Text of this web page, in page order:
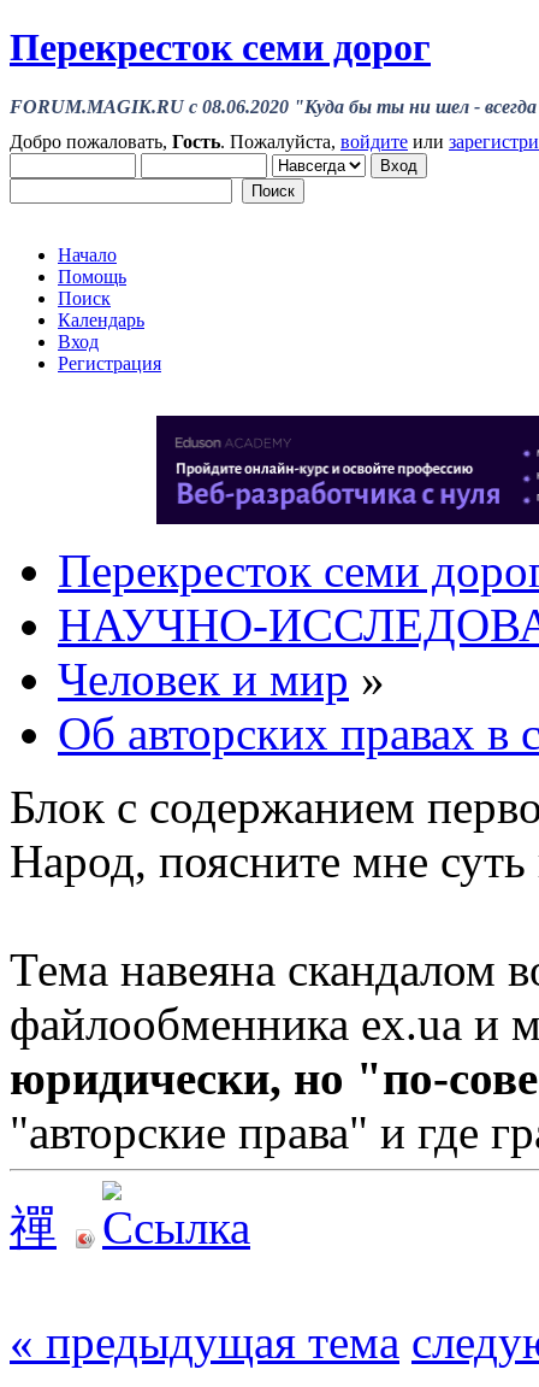
Перекресток семи дорог
FORUM.MAGIK.RU c 08.06.2020 "Куда бы ты ни шел - всегда
Добро пожаловать, Гость. Пожалуйста, войдите или
Начало
Помощь
Поиск
Календарь
Вход
Регистрация
Перекресток семи
НАУЧНО-
Человек и мир »
Об авторских правах в
Блок с содержанием
Народ, поясните мне суть
Тема навеяна скандалом
файлообменника ex.ua и
юридически, но "по-
"авторские права" и где
禪
« предыдущая тема